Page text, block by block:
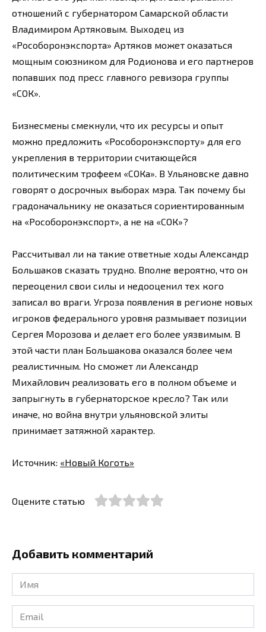
отношений с губернатором Самарской области
Владимиром Артяковым. Выходец из
«Рособоронэкспорта» Артяков может оказаться
мощным союзником для Родионова и его партнеров
попавших под пресс главного ревизора группы
«СОК».
Бизнесмены смекнули, что их ресурсы и опыт
можно предложить «Рособоронэкспорту» для его
укрепления в территории считающейся
политическим трофеем «СОКа». В Ульяновске давно
говорят о досрочных выборах мэра. Так почему бы
градоначальнику не оказаться сориентированным
на «Рособоронэкспорт», а не на «СОК»?
Рассчитывал ли на такие ответные ходы Александр
Большаков сказать трудно. Вполне вероятно, что он
переоценил свои силы и недооценил тех кого
записал во враги. Угроза появления в регионе новых
игроков федерального уровня размывает позиции
Сергея Морозова и делает его более уязвимым. В
этой части план Большакова оказался более чем
реалистичным. Но сможет ли Александр
Михайлович реализовать его в полном объеме и
запрыгнуть в губернаторское кресло? Так или
иначе, но война внутри ульяновской элиты
принимает затяжной характер.
Источник: «Новый Коготь»
Оцените статью
Добавить комментарий
Имя
*
Email
*